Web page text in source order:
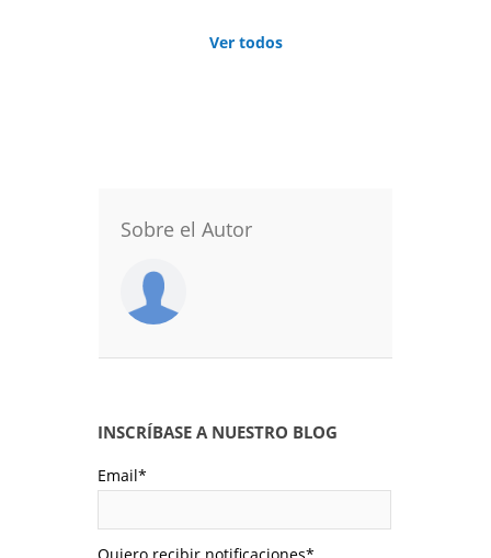
Ver todos
Sobre el Autor
INSCRÍBASE A NUESTRO BLOG
Email*